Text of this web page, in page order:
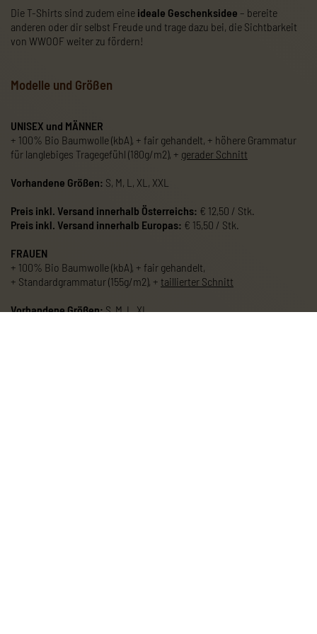
Die T-Shirts sind zudem eine ideale Geschenksidee – bereite
anderen oder dir selbst Freude und trage dazu bei, die Sichtbarkeit
von WWOOF weiter zu fördern!
Modelle und Größen
UNISEX und MÄNNER
+ 100% Bio Baumwolle (kbA), + fair gehandelt, + höhere Grammatur
für langlebiges Tragegefühl (180g/m2), + gerader Schnitt
Vorhandene Größen: S, M, L, XL, XXL
Preis inkl. Versand innerhalb Österreichs: € 12,50 / Stk.
Preis inkl. Versand innerhalb Europas: € 15,50 / Stk.
FRAUEN
+ 100% Bio Baumwolle (kbA), + fair gehandelt,
+ Standardgrammatur (155g/m2), + taillierter Schnitt
Vorhandene Größen:S, M, L, XL